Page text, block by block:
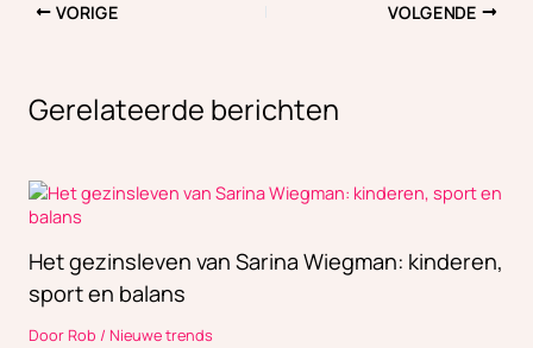
VORIGE VOLGENDE
Gerelateerde berichten
Het gezinsleven van Sarina Wiegman: kinderen,
sport en balans
DoorRob / Nieuwe trends